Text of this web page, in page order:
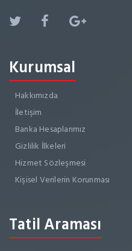
Kurumsal
Hakkımızda
İletişim
Banka Hesaplarımız
Gizlilik İlkeleri
Hizmet Sözleşmesi
Kişisel Verilerin Korunması
Tatil Araması